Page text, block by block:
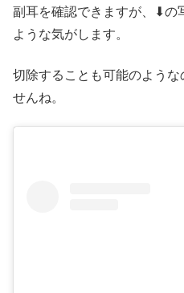
副耳を確認できますが、⬇︎の
ような気がします。
切除することも可能のよう
せんね。